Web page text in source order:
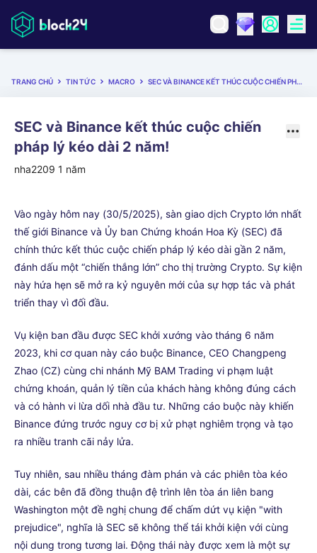
TRANG CHỦ TIN TỨC MACRO SEC VÀ BINANCE KẾT THÚC CUỘC CHIẾN PHÁP LÝ KÉO DÀI 2 NĂM!
SEC và Binance kết thúc cuộc chiến
pháp lý kéo dài 2 năm!
nha2209 1 năm
Vào ngày hôm nay (30/5/2025), sàn giao dịch Crypto lớn nhất
thế giới Binance và Ủy ban Chứng khoán Hoa Kỳ (SEC) đã
chính thức kết thúc cuộc chiến pháp lý kéo dài gần 2 năm,
đánh dấu một “chiến thắng lớn” cho thị trường Crypto. Sự kiện
này hứa hẹn sẽ mở ra kỷ nguyên mới của sự hợp tác và phát
triển thay vì đối đầu.
Vụ kiện ban đầu được SEC khởi xướng vào tháng 6 năm
2023, khi cơ quan này cáo buộc Binance, CEO Changpeng
Zhao (CZ) cùng chi nhánh Mỹ BAM Trading vi phạm luật
chứng khoán, quản lý tiền của khách hàng không đúng cách
và có hành vi lừa dối nhà đầu tư. Những cáo buộc này khiến
Binance đứng trước nguy cơ bị xử phạt nghiêm trọng và tạo
ra nhiều tranh cãi nảy lửa.
Tuy nhiên, sau nhiều tháng đàm phán và các phiên tòa kéo
dài, các bên đã đồng thuận đệ trình lên tòa án liên bang
Washington một đề nghị chung để chấm dứt vụ kiện "with
prejudice", nghĩa là SEC sẽ không thể tái khởi kiện với cùng
nội dung trong tương lai. Động thái này được xem là một sự